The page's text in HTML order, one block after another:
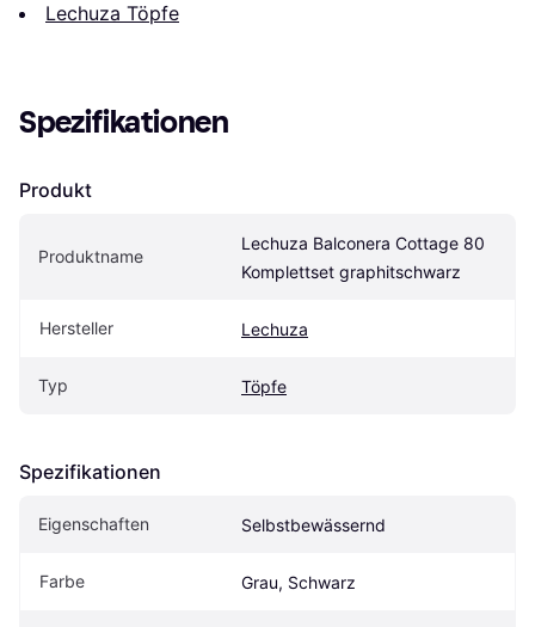
Lechuza Töpfe
Spezifikationen
Produkt
Produktname
Lechuza Balconera Cottage 80
Komplettset graphitschwarz
Hersteller Lechuza
Typ Töpfe
Spezifikationen
Eigen­schaften Selbstbewässernd
Farbe Grau, Schwarz